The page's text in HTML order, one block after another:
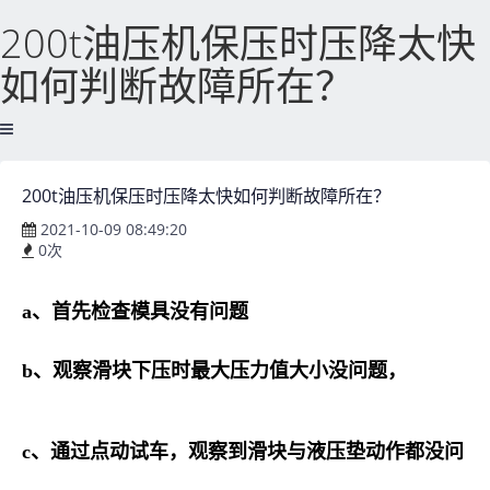
200t油压机保压时压降太快
如何判断故障所在？
200t油压机保压时压降太快如何判断故障所在？
2021-10-09 08:49:20
0次
a、首先检查模具没有问题
b、观察滑块下压时最大压力值大小没问题，
c、通过点动试车，观察到滑块与液压垫动作都没问